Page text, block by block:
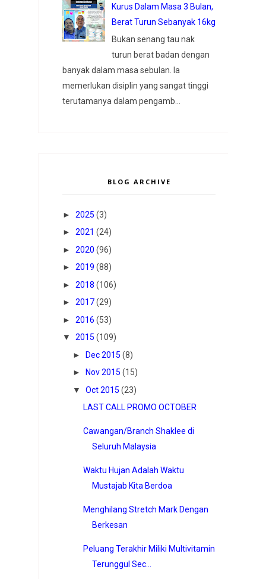
Kurus Dalam Masa 3 Bulan,
Berat Turun Sebanyak 16kg
Bukan senang tau nak
turun berat badan dengan
banyak dalam masa sebulan. Ia
memerlukan disiplin yang sangat tinggi
terutamanya dalam pengamb...
BLOG ARCHIVE
► 2025 (3)
► 2021 (24)
► 2020 (96)
► 2019 (88)
► 2018 (106)
► 2017(29)
► 2016 (53)
▼
2015 (109)
►
Dec 2015 (8)
►
Nov 2015 (15)
▼
Oct 2015 (23)
LAST CALL PROMO OCTOBER
Cawangan/Branch Shaklee di
Seluruh Malaysia
Waktu Hujan Adalah Waktu
Mustajab Kita Berdoa
Menghilang Stretch Mark Dengan
Berkesan
Peluang Terakhir Miliki Multivitamin
Terunggul Sec...